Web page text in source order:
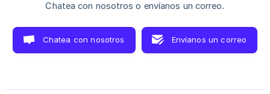
Chatea con nosotros o envíanos un correo.
Chatea con nosotros Envíanos un correo